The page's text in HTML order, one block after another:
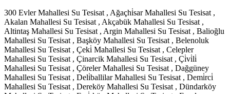
300 Evler Mahallesi Su Tesisat , Ağaçhi̇sar Mahallesi Su Tesisat ,
Akalan Mahallesi Su Tesisat , Akçabük Mahallesi Su Tesisat ,
Altintaş Mahallesi Su Tesisat , Argin Mahallesi Su Tesisat , Balioğlu
Mahallesi Su Tesisat , Başköy Mahallesi Su Tesisat , Belenoluk
Mahallesi Su Tesisat , Çeki̇ Mahallesi Su Tesisat , Celepler
Mahallesi Su Tesisat , Çinarcik Mahallesi Su Tesisat , Çi̇vi̇li̇
Mahallesi Su Tesisat , Çöreler Mahallesi Su Tesisat , Dağgüney
Mahallesi Su Tesisat , Deli̇ballilar Mahallesi Su Tesisat , Demi̇rci̇
Mahallesi Su Tesisat , Dereköy Mahallesi Su Tesisat , Dündarköy